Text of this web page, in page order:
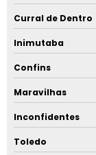
Curral de Dentro
Inimutaba
Confins
Maravilhas
Inconfidentes
Toledo